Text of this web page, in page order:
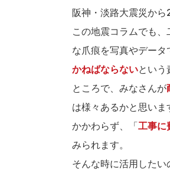
阪神・淡路大震災から
この地震コラムでも
な爪痕を写真やデータ
かねばならないという
ところで、みなさんが
は様々あるかと思いま
かかわらず、「工事に
みられます。
そんな時に活用した